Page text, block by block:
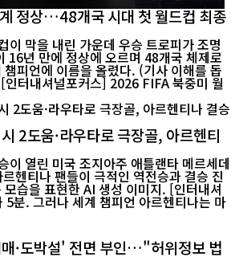
정상…48개국 시대 첫 월드컵 최종
이 막을 내린 가운데 우승 트로피가 조명
16년 만에 정상에 오르며 48개국 체제로
피언에 이름을 올렸다. (기사 이해를 돕
2도움·라우타로 극장골, 아르헨티
이 열린 미국 조지아주 애틀랜타 메르세데
헨티나 팬들이 극적인 역전승과 결승 진
표현한 AI 생성 이미지. [인터내셔
5분. 그러나 세계 챔피언 아르헨티나는 마
·도박설' 전면 부인…"허위정보 법